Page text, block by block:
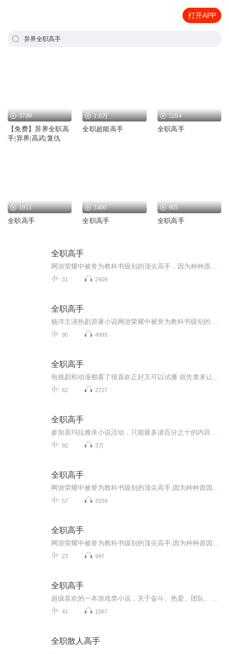
打开APP
异界全职高手
3789
【免费】异界全职高
手|异界|高武|复仇
1.8万
全职超能高手
5204
全职高手
1911
全职高手
3400
全职高手
905
全职高手
全职高手
31 2409
全职高手
90 4993
全职高手
62 2727
全职高手
92 3万
全职高手
57 2034
全职高手
23 947
全职高手
41 1567
全职散人高手